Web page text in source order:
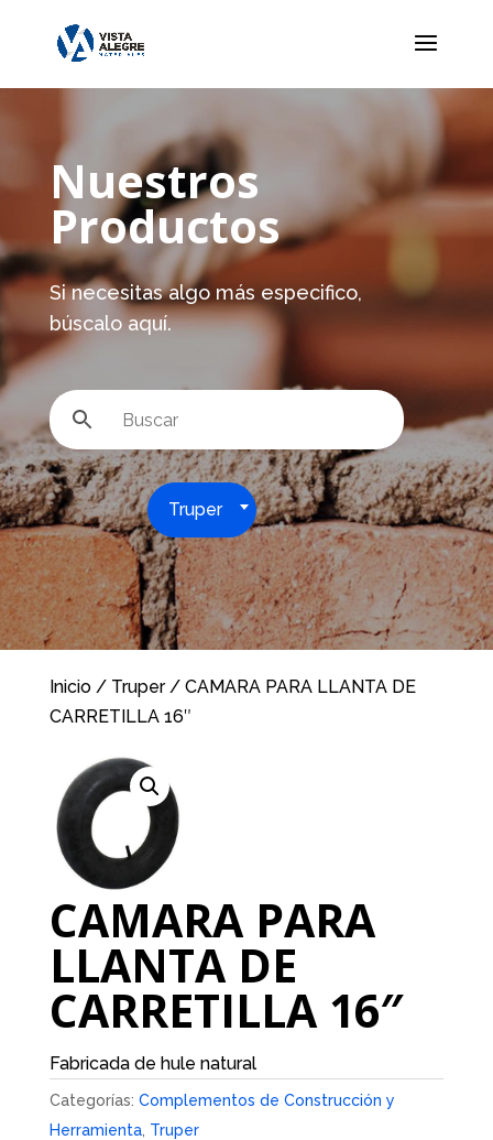
Nuestros
Productos
Si necesitas algo más especifico,
búscalo aquí.
Truper
Inicio/ Truper/ CAMARA PARA LLANTA DE
CARRETILLA 16″
CAMARA PARA
LLANTA DE
CARRETILLA 16″
Fabricada de hule natural
Categorías: Complementos de Construcción y
Herramienta, Truper